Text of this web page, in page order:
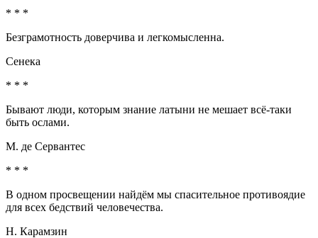
* * *
Безграмотность доверчива и легкомысленна.
Сенека
* * *
Бывают люди, которым знание латыни не мешает всё-таки
быть ослами.
М. де Сервантес
* * *
В одном просвещении найдём мы спасительное противоядие
для всех бедствий человечества.
Н. Карамзин